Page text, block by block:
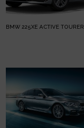
BMW 225XE ACTIVE TOURER